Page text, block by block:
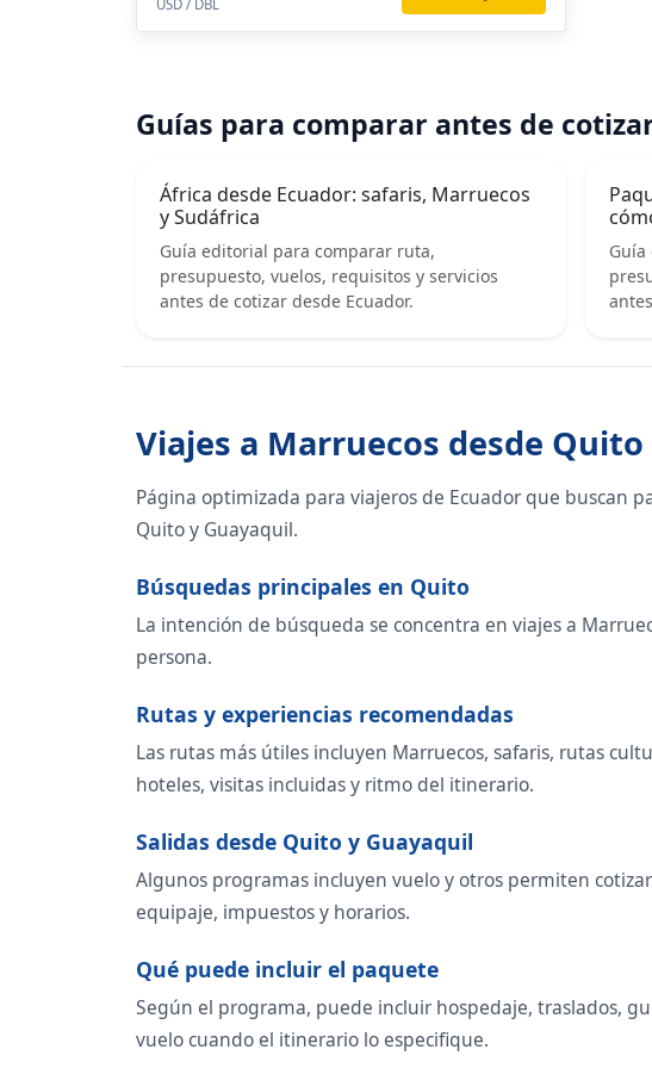
USD / DBL
Guías para comparar antes de
África desde Ecuador: safaris, Marruecos
y Sudáfrica
Guía editorial para comparar ruta,
presupuesto, vuelos, requisitos y servicios
antes de cotizar desde Ecuador.
Viajes a Marruecos desde
Página optimizada para viajeros de Ecuador que buscan
Quito y Guayaquil.
Búsquedas principales en Quito
La intención de búsqueda se concentra en viajes a
persona.
Rutas y experiencias recomendadas
Las rutas más útiles incluyen Marruecos, safaris, rutas
hoteles, visitas incluidas y ritmo del itinerario.
Salidas desde Quito y Guayaquil
Algunos programas incluyen vuelo y otros permiten
equipaje, impuestos y horarios.
Qué puede incluir el paquete
Según el programa, puede incluir hospedaje, traslados,
vuelo cuando el itinerario lo especifique.